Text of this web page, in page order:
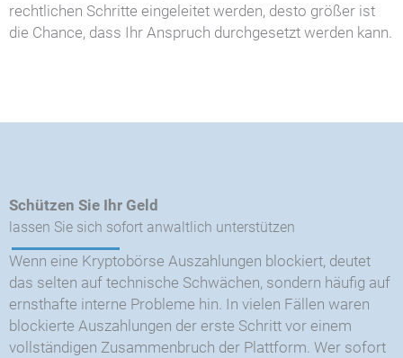
rechtlichen Schritte eingeleitet werden, desto größer ist
die Chance, dass Ihr Anspruch durchgesetzt werden kann.
Schützen Sie Ihr Geld
lassen Sie sich sofort anwaltlich unterstützen
Wenn eine Kryptobörse Auszahlungen blockiert, deutet
das selten auf technische Schwächen, sondern häufig auf
ernsthafte interne Probleme hin. In vielen Fällen waren
blockierte Auszahlungen der erste Schritt vor einem
vollständigen Zusammenbruch der Plattform. Wer sofort